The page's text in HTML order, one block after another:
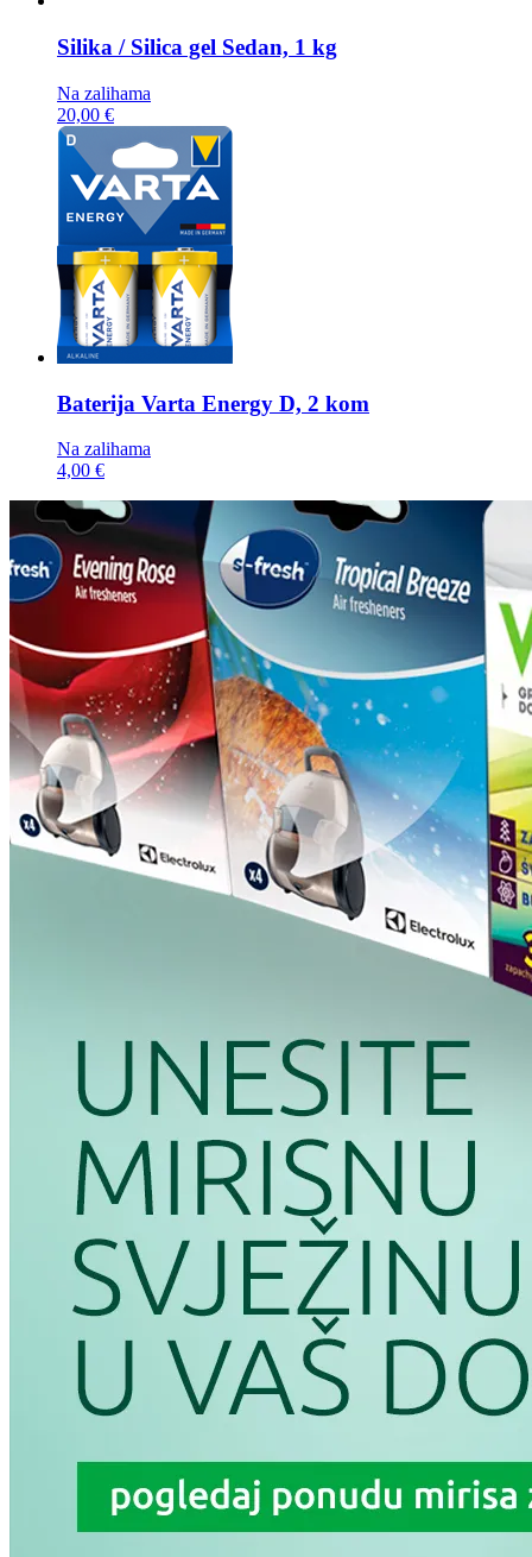
Silika / Silica gel Sedan, 1 kg
Na zalihama
20,00 €
Baterija Varta Energy D, 2 kom
Na zalihama
4,00 €